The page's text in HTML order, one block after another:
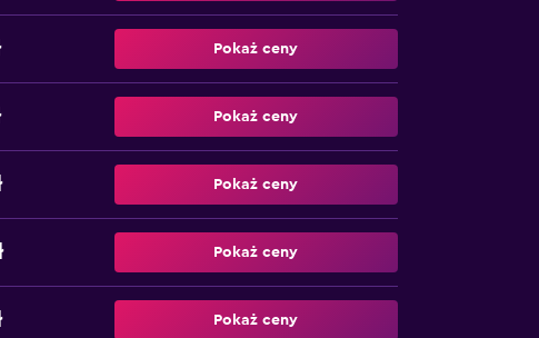
Pokaż ceny
Pokaż ceny
Pokaż ceny
Pokaż ceny
Pokaż ceny